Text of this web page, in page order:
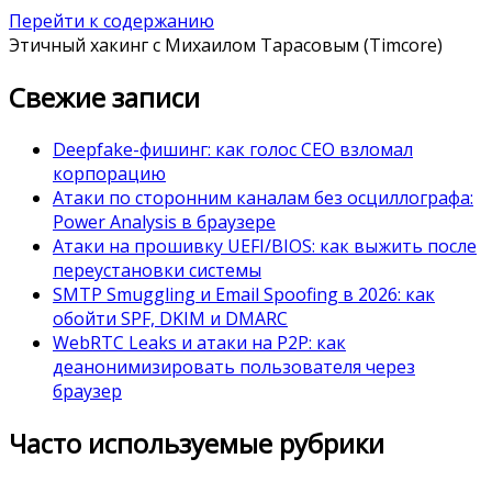
Перейти к содержанию
Этичный хакинг с Михаилом Тарасовым (Timcore)
Свежие записи
Deepfake-фишинг: как голос CEO взломал
корпорацию
Атаки по сторонним каналам без осциллографа:
Power Analysis в браузере
Атаки на прошивку UEFI/BIOS: как выжить после
переустановки системы
SMTP Smuggling и Email Spoofing в 2026: как
обойти SPF, DKIM и DMARC
WebRTC Leaks и атаки на P2P: как
деанонимизировать пользователя через
браузер
Часто используемые рубрики